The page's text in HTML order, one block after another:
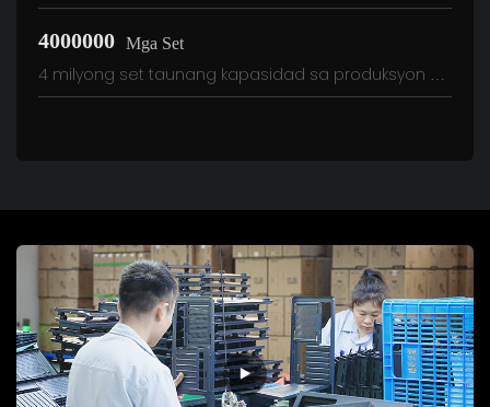
kaso
4000000 Mga Set
4 milyong set taunang kapasidad sa produksyon ng
PSU